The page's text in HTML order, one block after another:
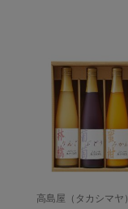
高島屋（タカシマヤ）